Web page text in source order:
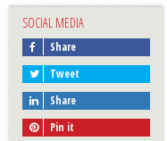
SOCIAL MEDIA
Share
Tweet
Share
Pin it